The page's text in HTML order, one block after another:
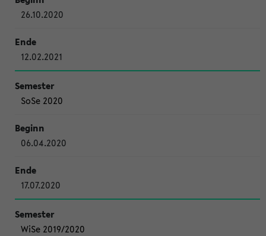
26.10.2020
12.02.2021
SoSe 2020
06.04.2020
17.07.2020
WiSe 2019/2020